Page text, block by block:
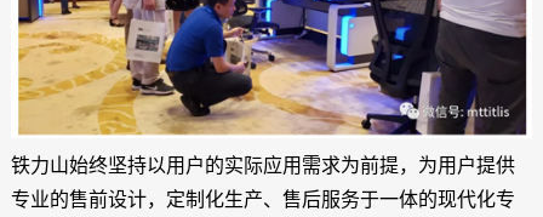
铁力山始终坚持以用户的实际应用需求为前提，为用户提供
专业的售前设计，定制化生产、售后服务于一体的现代化专